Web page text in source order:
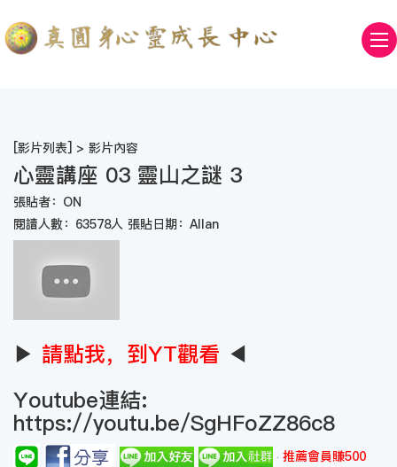
[影片列表] > 影片內容
心靈講座 03 靈山之謎 3
張貼者：ON
閱讀人數：63578人 張貼日期：Allan
▶ 請點我，到YT觀看 ◀
Youtube連結:
https://youtu.be/SgHFoZZ86c8
推薦會員賺500